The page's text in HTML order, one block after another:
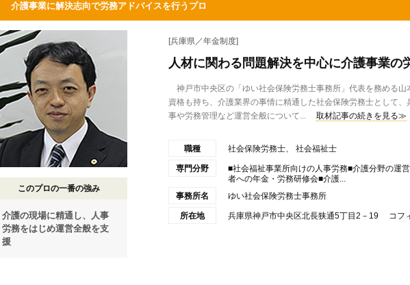
介護事業に解決志向で労務アドバイスを行うプロ
このプロの一番の強み
介護の現場に精通し、人事
労務をはじめ運営全般を支
援
[兵庫県／年金制度]
人材に関わる問題解決を中心に介護事業の
神戸市中央区の「ゆい社会保険労務士事務所」代表を務める山
資格も持ち、介護業界の事情に精通した社会保険労務士として、
事や労務管理など運営全般について...
取材記事の続きを見る≫
職種 社会保険労務士、 社会福祉士
専門分野
■社会福祉事業所向けの人事労務■介護分野の運
者への年金・労務研修会■介護...
事務所名
ゆい社会保険労務士事務所
所在地 兵庫県神戸市中央区北長狭通5丁目2－19 コフ